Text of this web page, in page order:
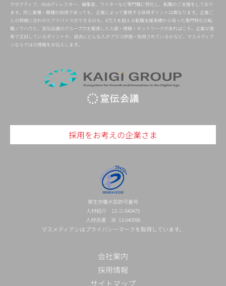
グゼクティブ、Webディレクター、編集者、ライターなど専門職に特化し、転職のご支援をしており
ます。同じ業種・職種の採用であっても、企業によって重視する採用ポイントは異なります。企業ご
との特徴に合わせたアドバイスができるのも、6万人を超える転職支援実績から培った専門特化の転
職ノウハウと、宣伝会議のグループ力を駆使した人脈・情報・ネットワークがあればこそ。企業が選
考で注目しているポイントや、過去にどんな人がプラス評価・採用されているかなど、マスメディア
ンならではの情報をお伝えします。
採用をお考えの企業さま
厚生労働大臣許可番号
人材紹介 13-ユ-040475
人材派遣 派 13-040596
マスメディアンはプライバシーマークを取得しています。
会社案内
採用情報
サイトマップ